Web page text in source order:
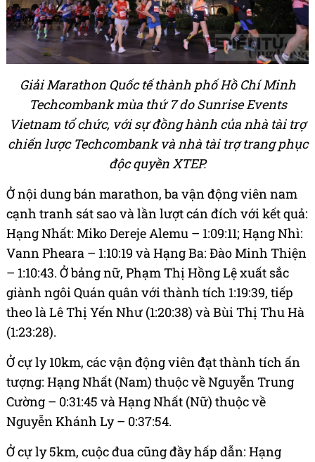
Giải Marathon Quốc tế thành phố Hồ Chí Minh
Techcombank mùa thứ 7 do Sunrise Events
Vietnam tổ chức, với sự đồng hành của nhà tài trợ
chiến lược Techcombank và nhà tài trợ trang phục
độc quyền XTEP.
Ở nội dung bán marathon, ba vận động viên nam
cạnh tranh sát sao và lần lượt cán đích với kết quả:
Hạng Nhất: Miko Dereje Alemu – 1:09:11; Hạng Nhì:
Vann Pheara – 1:10:19 và Hạng Ba: Đào Minh Thiện
– 1:10:43. Ở bảng nữ, Phạm Thị Hồng Lệ xuất sắc
giành ngôi Quán quân với thành tích 1:19:39, tiếp
theo là Lê Thị Yến Như (1:20:38) và Bùi Thị Thu Hà
(1:23:28).
Ở cự ly 10km, các vận động viên đạt thành tích ấn
tượng: Hạng Nhất (Nam) thuộc về Nguyễn Trung
Cường – 0:31:45 và Hạng Nhất (Nữ) thuộc về
Nguyễn Khánh Ly – 0:37:54.
Ở cự ly 5km, cuộc đua cũng đầy hấp dẫn: Hạng